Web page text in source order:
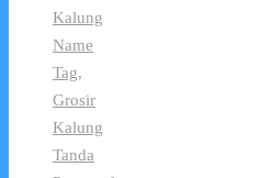
Kalung
Name
Tag,
Grosir
Kalung
Tanda